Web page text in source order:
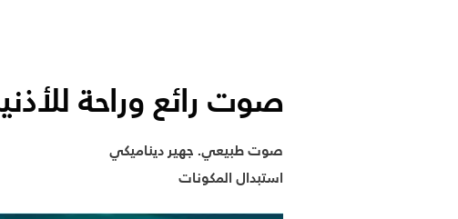
صوت رائع وراحة
صوت طبيعي. جهير ديناميكي
استبدال المكونات